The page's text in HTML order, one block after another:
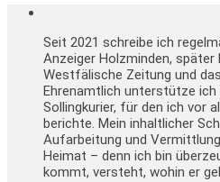
Seit 2021 schreibe ich
Anzeiger Holzminden,
Westfälische Zeitung und
Ehrenamtlich unterstütze ich
Sollingkurier, für den ich vor
berichte. Mein inhaltlicher
Aufarbeitung und
Heimat – denn ich bin
kommt, versteht, wohin er